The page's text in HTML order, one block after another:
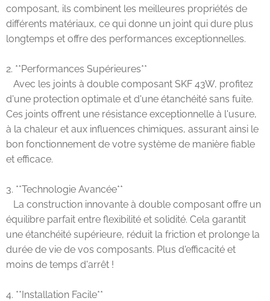
composant, ils combinent les meilleures propriétés de
différents matériaux, ce qui donne un joint qui dure plus
longtemps et offre des performances exceptionnelles.
2. **Performances Supérieures**
Avec les joints à double composant SKF 43W, profitez
d'une protection optimale et d'une étanchéité sans fuite.
Ces joints offrent une résistance exceptionnelle à l'usure,
à la chaleur et aux influences chimiques, assurant ainsi le
bon fonctionnement de votre système de manière fiable
et efficace.
3. **Technologie Avancée**
La construction innovante à double composant offre un
équilibre parfait entre flexibilité et solidité. Cela garantit
une étanchéité supérieure, réduit la friction et prolonge la
durée de vie de vos composants. Plus d'efficacité et
moins de temps d'arrêt !
4. **Installation Facile**